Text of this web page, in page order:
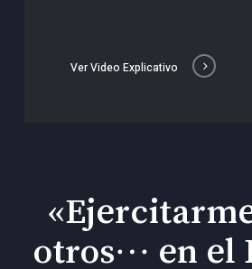
Ver Video Explicativo
otros… en el